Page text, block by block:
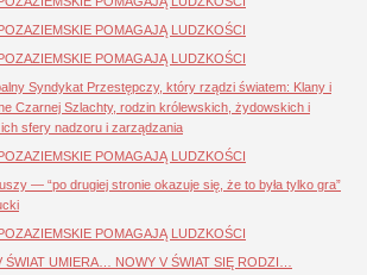
POMAGAJĄ LUDZKOŚCI
POMAGAJĄ LUDZKOŚCI
Syndykat Przestępczy, który rządzi światem: Klany i
Czarnej Szlachty, rodzin królewskich, żydowskich i
sfery nadzoru i zarządzania
POMAGAJĄ LUDZKOŚCI
— “po drugiej stronie okazuje się, że to była tylko gra”
POMAGAJĄ LUDZKOŚCI
ŚWIAT UMIERA… NOWY V ŚWIAT SIĘ RODZI…